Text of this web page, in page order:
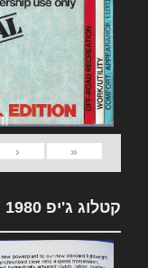
«
‹
קטלוג ג'יפ 1980